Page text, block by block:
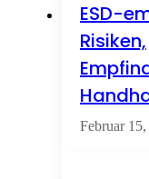
ESD-
Risiken,
Februar